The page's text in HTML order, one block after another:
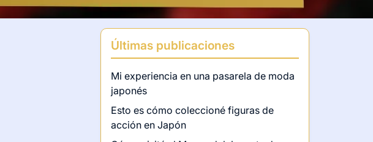
Últimas publicaciones
Mi experiencia en una pasarela de moda
japonés
Esto es cómo coleccioné figuras de
acción en Japón